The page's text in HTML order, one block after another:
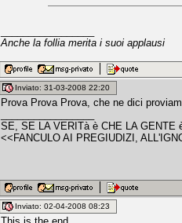
Anche la follia merita i suoi applausi
Inviato: 31-03-2008 22:20
Prova Prova Prova, che ne dici
SE, SE LA VERITà è CHE LA GENTE
<<FANCULO AI PREGIUDIZI,
Inviato: 02-04-2008 08:23